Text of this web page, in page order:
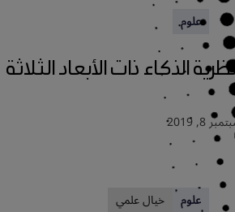
علوم
الذكاء ذات الأبعاد الثلاثة
علوم خيال علمي